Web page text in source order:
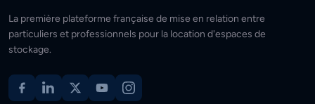
La première plateforme française de mise en relation entre
particuliers et professionnels pour la location d'espaces de
stockage.